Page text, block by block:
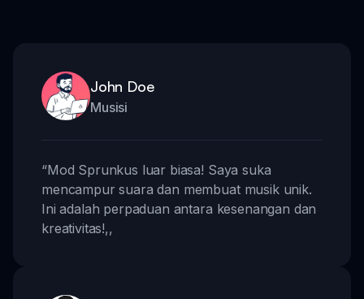
John Doe
Musisi
“Mod Sprunkus luar biasa! Saya suka
mencampur suara dan membuat musik unik.
Ini adalah perpaduan antara kesenangan dan
kreativitas!,,